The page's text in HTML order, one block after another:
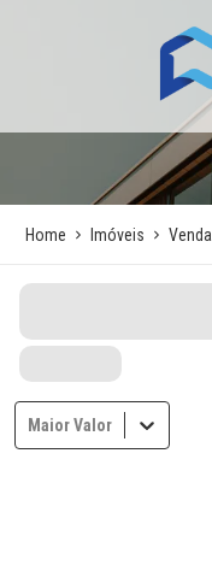
Home Imóveis Venda
Maior Valor